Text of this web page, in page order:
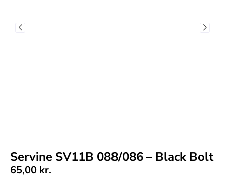
Servine SV11B 088/086 – Black Bolt
65,00 kr.